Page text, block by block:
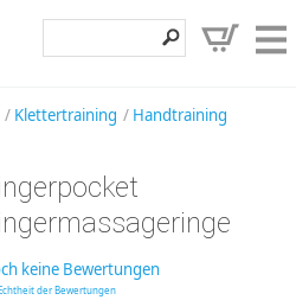
Klettershop
Klettertraining Handtraining
keine Bewertungen
der Bewertungen